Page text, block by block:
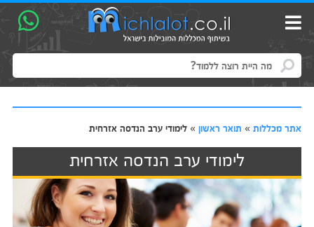
אתר מכללות» תואר ראשון» לימודי ערב הנדסה אזרחית
לימודי ערב הנדסה אזרחית